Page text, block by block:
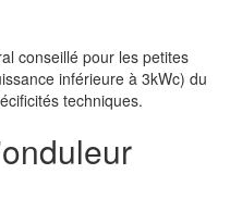
conseillé pour les petites
inférieure à 3kWc) du
techniques.